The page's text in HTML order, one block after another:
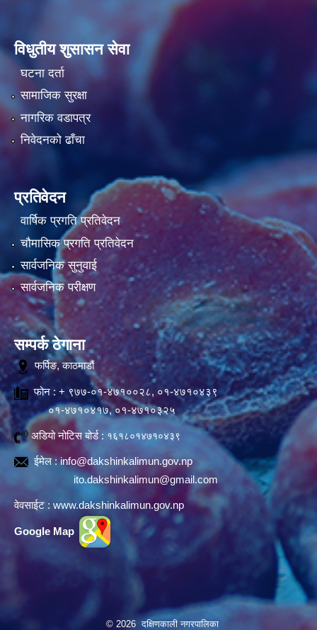
विधुतीय शुसासन सेवा
घटना दर्ता
सामाजिक सुरक्षा
नागरिक वडापत्र
निवेदनको ढाँचा
प्रतिवेदन
वार्षिक प्रगति प्रतिवेदन
चौमासिक प्रगति प्रतिवेदन
सार्वजनिक सुनुवाई
सार्वजनिक परीक्षण
सम्पर्क ठेगाना
फर्पिङ, काठमाडौं
फोन : + ९७७-०१-४७१००२८, ०१-४७१०४३९
०१-४७१०४१७, ०१-४७१०३२५
अडियो नोटिस बोर्ड : १६१८०१४७१०४३९
ईमेल :info@dakshinkalimun.gov.np
ito.dakshinkalimun@gmail.com
वेवसाईट : www.dakshinkalimun.gov.np
Google Map
© 2026 दक्षिणकाली नगरपालिका